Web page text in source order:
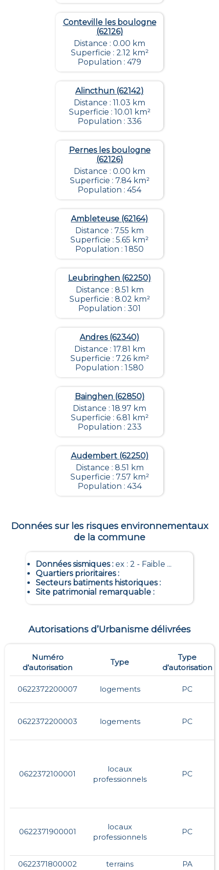
Conteville les boulogne
(62126)
Distance : 0.00 km
Superficie : 2.12 km²
Population : 479
Alincthun (62142)
Distance : 11.03 km
Superficie : 10.01 km²
Population : 336
Pernes les boulogne
(62126)
Distance : 0.00 km
Superficie : 7.84 km²
Population : 454
Ambleteuse (62164)
Distance : 7.55 km
Superficie : 5.65 km²
Population : 1 850
Leubringhen (62250)
Distance : 8.51 km
Superficie : 8.02 km²
Population : 301
Andres (62340)
Distance : 17.81 km
Superficie : 7.26 km²
Population : 1 580
Bainghen (62850)
Distance : 18.97 km
Superficie : 6.81 km²
Population : 233
Audembert (62250)
Distance : 8.51 km
Superficie : 7.57 km²
Population : 434
Données sur les risques environnementaux
de la commune
Données sismiques: ex : 2 - Faible ...
Quartiers prioritaires:
Secteurs batiments historiques:
Site patrimonial remarquable:
Autorisations d’Urbanisme délivrées
Numéro
d’autorisation
Type
Type
d’autorisation
0622372200007 logements PC
0622372200003 logements PC
0622372100001
locaux
professionnels
PC
0622371900001
locaux
professionnels
PC
0622371800002 terrains PA